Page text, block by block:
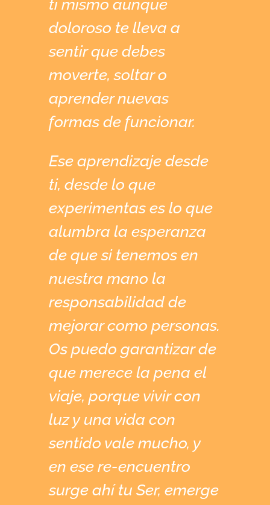
ti mismo aunque
doloroso te lleva a
sentir que debes
moverte, soltar o
aprender nuevas
formas de funcionar.
Ese aprendizaje desde
ti, desde lo que
experimentas es lo que
alumbra la esperanza
de que si tenemos en
nuestra mano la
responsabilidad de
mejorar como personas.
Os puedo garantizar de
que merece la pena el
viaje, porque vivir con
luz y una vida con
sentido vale mucho, y
en ese re-encuentro
surge ahí tu Ser, emerge